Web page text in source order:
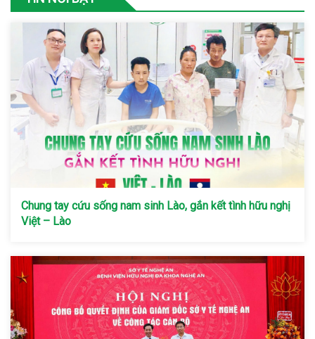
Chung tay cứu sống nam sinh Lào, gắn kết tình hữu nghị
Việt – Lào